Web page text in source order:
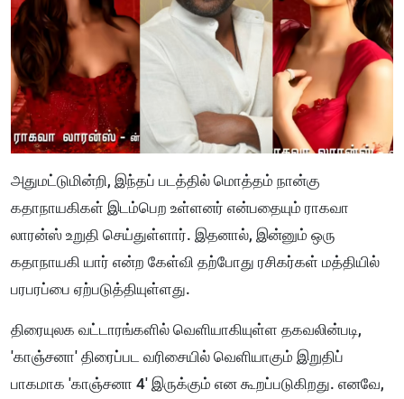
அதுமட்டுமின்றி, இந்தப் படத்தில் மொத்தம் நான்கு
கதாநாயகிகள் இடம்பெற உள்ளனர் என்பதையும் ராகவா
லாரன்ஸ் உறுதி செய்துள்ளார். இதனால், இன்னும் ஒரு
கதாநாயகி யார் என்ற கேள்வி தற்போது ரசிகர்கள் மத்தியில்
பரபரப்பை ஏற்படுத்தியுள்ளது.
திரையுலக வட்டாரங்களில் வெளியாகியுள்ள தகவலின்படி,
'காஞ்சனா' திரைப்பட வரிசையில் வெளியாகும் இறுதிப்
பாகமாக 'காஞ்சனா 4' இருக்கும் என கூறப்படுகிறது. எனவே,